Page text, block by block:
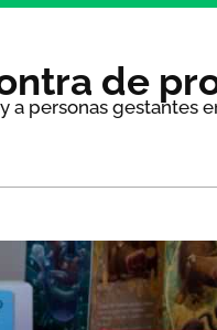
de
personas gestantes